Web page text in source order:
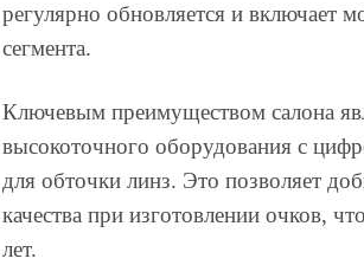
регулярно обновляется и включает
сегмента.
Ключевым преимуществом салона
высокоточного оборудования с
для обточки линз. Это позволяет
качества при изготовлении очков,
лет.